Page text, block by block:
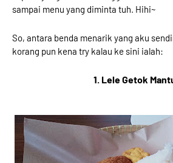
sampai menu yang diminta tuh. Hihi~
So, antara benda menarik yang aku
korang pun kena try kalau ke sini ialah:
1. Lele Getok